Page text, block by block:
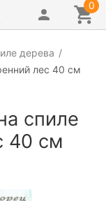
0
дерева
лес 40 см
спиле
40 см